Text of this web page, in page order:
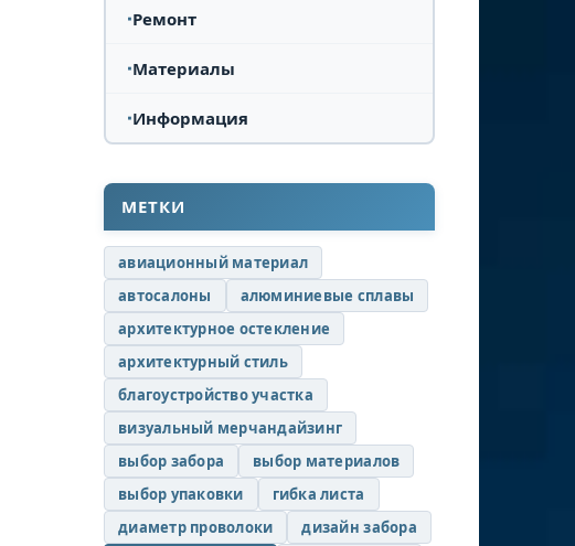
Ремонт
Материалы
Информация
МЕТКИ
авиационный материал
автосалоны
алюминиевые сплавы
архитектурное остекление
архитектурный стиль
благоустройство участка
визуальный мерчандайзинг
выбор забора
выбор материалов
выбор упаковки
гибка листа
диаметр проволоки
дизайн забора